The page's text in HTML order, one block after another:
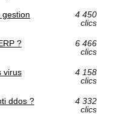
gestion
4 450
clics
?
6 466
clics
virus
4 158
clics
ddos ?
4 332
clics